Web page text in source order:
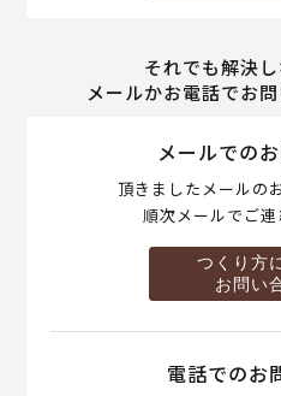
それでも解決し
メールかお電話でお
メールでの
頂きましたメールの
順次メールでご連
つくり方
お問い
電話でのお